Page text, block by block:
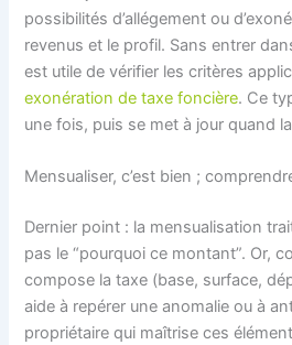
possibilités d’allégement ou
revenus et le profil. Sans entrer
est utile de vérifier les critères
exonération de taxe foncière. Ce
une fois, puis se met à jour quand
Mensualiser, c’est bien ;
Dernier point : la mensualisation
pas le “pourquoi ce montant”. Or,
compose la taxe (base, surface,
aide à repérer une anomalie ou à
propriétaire qui maîtrise ces